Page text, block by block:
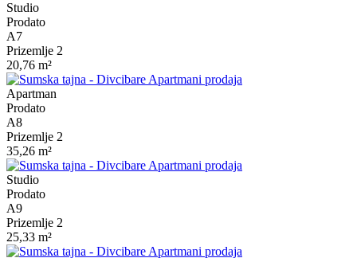
Studio
Prodato
A7
Prizemlje 2
20,76 m²
Apartman
Prodato
A8
Prizemlje 2
35,26 m²
Studio
Prodato
A9
Prizemlje 2
25,33 m²